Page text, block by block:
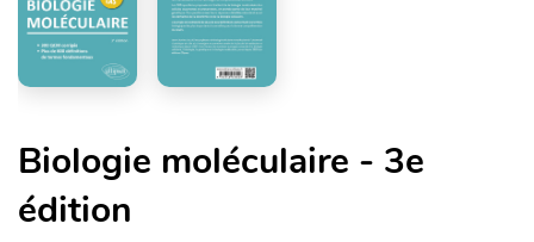
Biologie moléculaire - 3e
édition